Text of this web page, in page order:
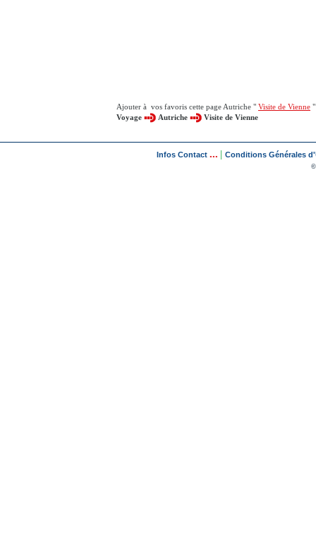
Ajouter à vos favoris cette page Autriche " Visite de Vienne
Voyage
Autriche Visite de Vienne
Infos Contact ... Conditions Générales
©